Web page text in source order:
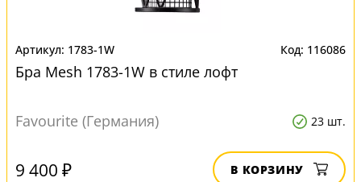
1783-1W 116086
Бра Mesh 1783-1W в стиле лофт
Favourite (Германия) 23 шт.
9 400 ₽ В КОРЗИНУ